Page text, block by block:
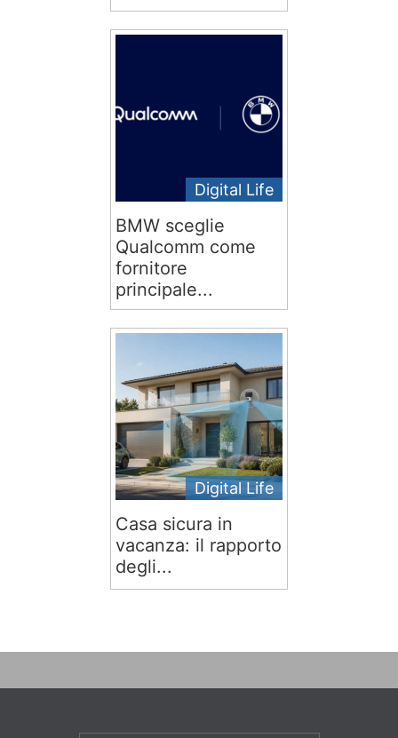
Digital Life
BMW sceglie
Qualcomm come
fornitore
principale...
Digital Life
Casa sicura in
vacanza: il rapporto
degli...